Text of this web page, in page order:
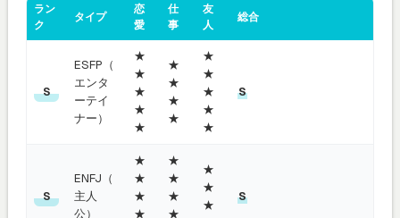
ラン
ク
タイプ
恋
愛
仕
事
友
人
総合
S
ESFP（
エンタ
ーテイ
ナー）
★
★
★
★
★
★
★
★
★
★
★
★
★
★
S
S
ENFJ（
主人
公）
★
★
★
★
★
★
★
★
★
★
★
S